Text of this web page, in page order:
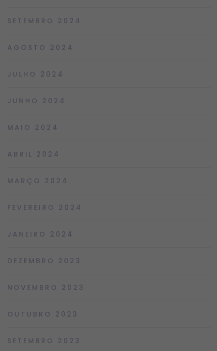
SETEMBRO 2024
AGOSTO 2024
JULHO 2024
JUNHO 2024
MAIO 2024
ABRIL 2024
MARÇO 2024
FEVEREIRO 2024
JANEIRO 2024
DEZEMBRO 2023
NOVEMBRO 2023
OUTUBRO 2023
SETEMBRO 2023